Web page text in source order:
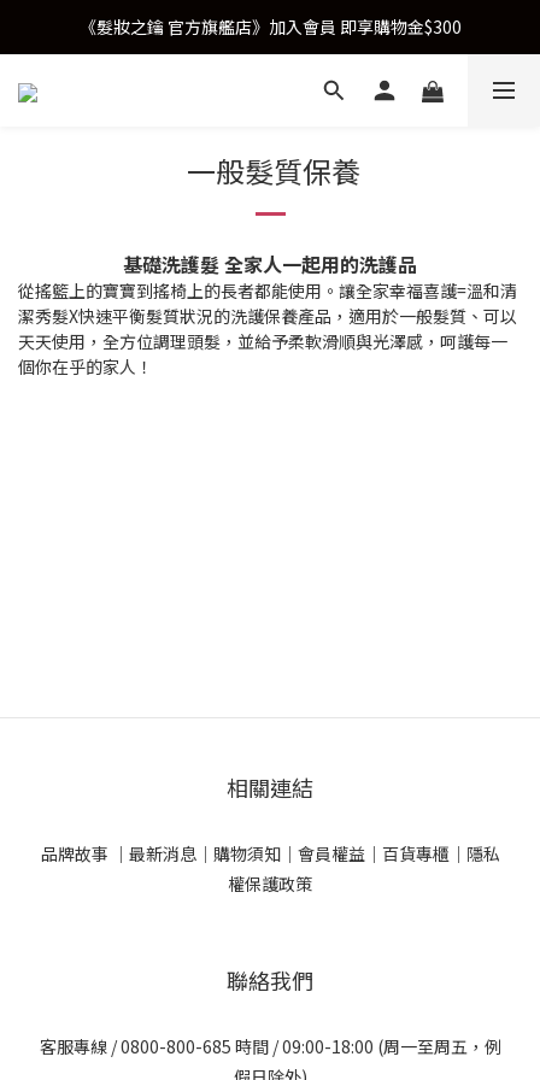
《髮妝之鑰 官方旗艦店》加入會員 即享購物金$300
一般髮質保養
基礎洗護髮 全家人一起用的洗護品
從搖籃上的寶寶到搖椅上的長者都能使用。讓全家幸福喜護=溫和清
潔秀髮X快速平衡髮質狀況的洗護保養產品，適用於一般髮質、可以
天天使用，全方位調理頭髮，並給予柔軟滑順與光澤感，呵護每一
個你在乎的家人！
相關連結
品牌故事 ｜ 最新消息｜ 購物須知｜ 會員權益｜ 百貨專櫃｜ 隱私
權保護政策
聯絡我們
客服專線 / 0800-800-685 時間 / 09:00-18:00 (周一至周五，例